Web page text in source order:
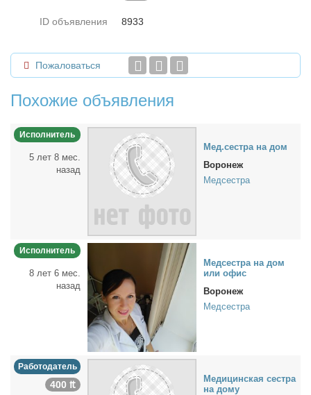
ID объявления 8933
Пожаловаться
Похожие объявления
Исполнитель
5 лет 8 мес.
назад
Мед.сест­ра на дом
Воронеж
Медсестра
Исполнитель
8 лет 6 мес.
назад
Мед­сест­ра на дом
или офис
Воронеж
Медсестра
Работодатель
400 ₶
Ме­ди­цин­ская сест­ра
на до­му